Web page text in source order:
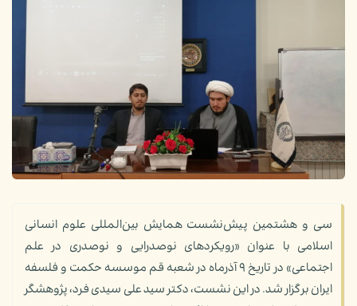
سی و هشتمین پیش‌نشست همایش بین‌المللی علوم انسانی
اسلامی با عنوان «رویکردهای نوصدرایی و نوصدری در علم
اجتماعی» در تاریخ ۹ آذرماه در شعبه قم موسسه حکمت و فلسفه
ایران برگزار شد. در این نشست، دکتر سید علی سیدی فرد، پژوهشگر